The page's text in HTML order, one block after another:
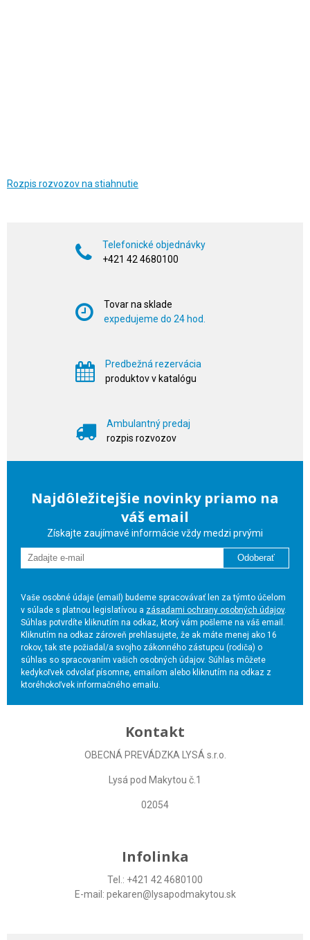
Rozpis rozvozov na stiahnutie
Telefonické objednávky
+421 42 4680100
Tovar na sklade
expedujeme do 24 hod.
Predbežná rezervácia
produktov v katalógu
Ambulantný predaj
rozpis rozvozov
Najdôležitejšie novinky priamo na
váš email
Získajte zaujímavé informácie vždy medzi prvými
Odoberať
Vaše osobné údaje (email) budeme spracovávať len za týmto účelom
v súlade s platnou legislatívou a zásadami ochrany osobných údajov.
Súhlas potvrdíte kliknutím na odkaz, ktorý vám pošleme na váš email.
Kliknutím na odkaz zároveň prehlasujete, že ak máte menej ako 16
rokov, tak ste požiadal/a svojho zákonného zástupcu (rodiča) o
súhlas so spracovaním vašich osobných údajov. Súhlas môžete
kedykoľvek odvolať písomne, emailom alebo kliknutím na odkaz z
ktoréhokoľvek informačného emailu.
Kontakt
OBECNÁ PREVÁDZKA LYSÁ s.r.o.
Lysá pod Makytou č.1
02054
Infolinka
Tel.: +421 42 4680100
E-mail: pekaren@lysapodmakytou.sk